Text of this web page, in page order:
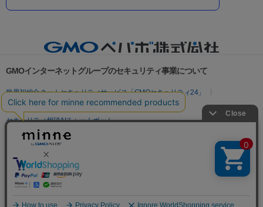
GMOインターネットグループのセキュリティ事業について
世界初総合ネットセキュリティサービス「GMOセキュリティ24」
パスワード漏洩診断
Webサイトリスク診断
セキュリティ相談AIチャットボット
実在証明・盗聴対策
サイバー攻撃対策（GMO Flatt Security）
セキュリティ事業の軌跡